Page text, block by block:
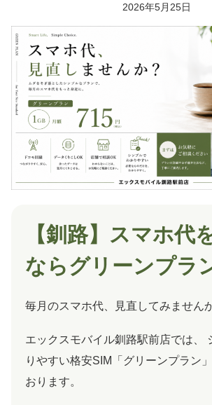
2026年5月25日
【釧路】スマホ代
ならグリーンプラ
毎月のスマホ代、見直してみません
エックスモバイル釧路駅前店では、
りやすい格安SIM「グリーンプラン
おります。